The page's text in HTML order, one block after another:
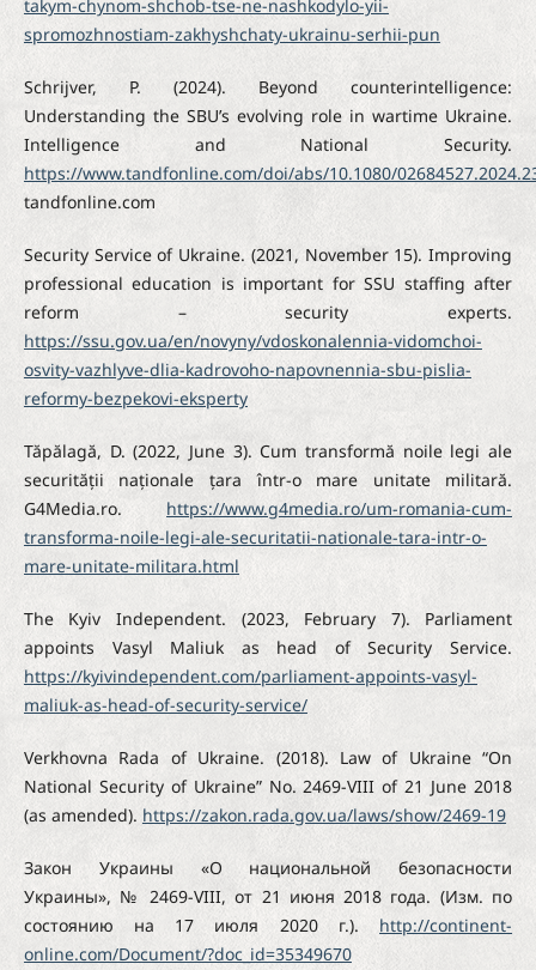
takym-chynom-shchob-tse-ne-nashkodylo-yii-
spromozhnostiam-zakhyshchaty-ukrainu-serhii-pun
Schrijver, P. (2024). Beyond counterintelligence:
Understanding the SBU’s evolving role in wartime Ukraine.
Intelligence and National Security.
https://www.tandfonline.com/doi/abs/10.1080/
tandfonline.com
Security Service of Ukraine. (2021, November 15). Improving
professional education is important for SSU staffing after
reform – security experts.
https://ssu.gov.ua/en/novyny/vdoskonalennia-vidomchoi-
osvity-vazhlyve-dlia-kadrovoho-napovnennia-sbu-pislia-
reformy-bezpekovi-eksperty
Tăpălagă, D. (2022, June 3). Cum transformă noile legi ale
securității naționale țara într-o mare unitate militară.
G4Media.ro. https://www.g4media.ro/um-romania-cum-
transforma-noile-legi-ale-securitatii-nationale-tara-intr-o-
mare-unitate-militara.html
The Kyiv Independent. (2023, February 7). Parliament
appoints Vasyl Maliuk as head of Security Service.
https://kyivindependent.com/parliament-appoints-vasyl-
maliuk-as-head-of-security-service/
Verkhovna Rada of Ukraine. (2018). Law of Ukraine “On
National Security of Ukraine” No. 2469-VIII of 21 June 2018
(as amended). https://zakon.rada.gov.ua/laws/show/2469-19
Закон Украины «О национальной безопасности
Украины», № 2469-VIII, от 21 июня 2018 года. (Изм. по
состоянию на 17 июля 2020 г.). http://continent-
online.com/Document/?doc_id=35349670